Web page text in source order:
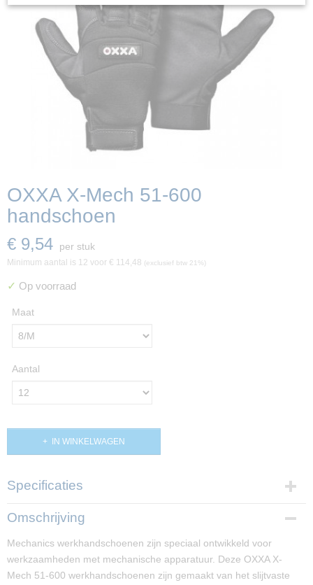
OXXA X-Mech 51-600
handschoen
€ 9,54 per stuk
Minimum aantal is 12 voor € 114,48 (exclusief btw 21%)
✓ Op voorraad
Maat
Aantal
IN WINKELWAGEN
Specificaties
Productcode
Omschrijving
Mechanics werkhandschoenen zijn speciaal ontwikkeld voor
werkzaamheden met mechanische apparatuur. Deze OXXA X-
Mech 51-600 werkhandschoenen zijn gemaakt van het slijtvaste